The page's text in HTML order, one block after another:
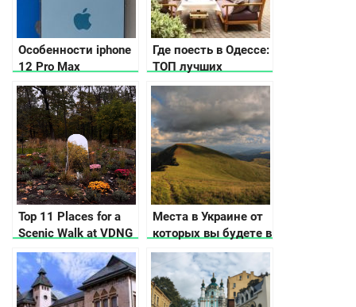
Особенности iphone
12 Pro Max
Где поесть в Одессе:
ТОП лучших
заведений Южной
Пальмиры
Top 11 Places for a
Scenic Walk at VDNG
in Kyiv
Места в Украине от
которых вы будете в
восторге осенью